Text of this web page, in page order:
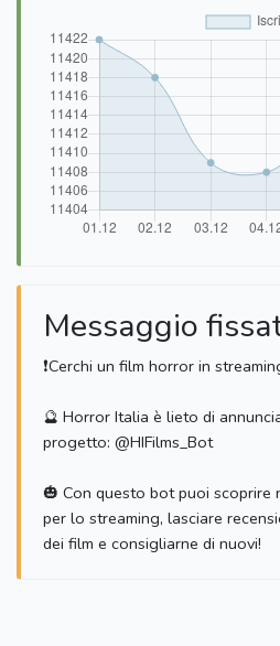
Messaggio
⁣❗️Cerchi un film horror in
🔮 Horror Italia è lieto di
progetto: @HIFilms_Bot
🎃 Con questo bot puoi scoprire
per lo streaming, lasciare
dei film e consigliarne di nuovi!